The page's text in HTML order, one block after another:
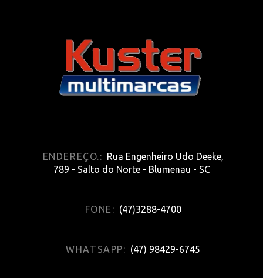
ENDEREÇO.: Rua Engenheiro Udo Deeke,
789 - Salto do Norte - Blumenau - SC
FONE: (47)3288-4700
WHATSAPP: (47) 98429-6745